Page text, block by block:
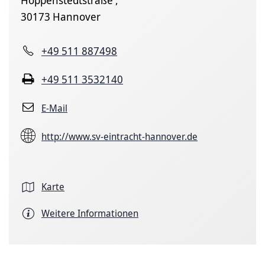
30173 Hannover
+49 511 887498
+49 511 3532140
E-Mail
http://www.sv-eintracht-hannover.de
Karte
Weitere Informationen